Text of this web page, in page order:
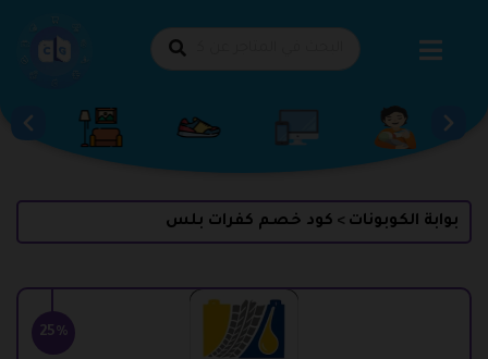
بوابة الكوبونات > كود خصم كفرات بلس
25%